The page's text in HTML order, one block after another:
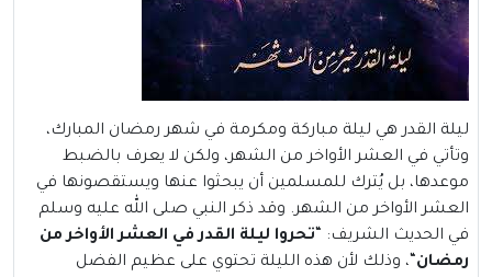
ليلة القدر هي ليلة مباركة ومكرمة في شهر رمضان المبارك،
وتأتي في العشر الأواخر من الشهر، ولكن لا يعرف بالضبط
موعدها، بل يُترك للمسلمين أن يبحثوا عنها ويستقصونها في
العشر الأواخر من الشهر. وقد ذكر النبي صلى الله عليه وسلم
في الحديث الشريف: “ تحروا ليلة القدر في العشر الأواخر من
رمضان “، وذلك لأن هذه الليلة تحتوي على عظيم الفضل